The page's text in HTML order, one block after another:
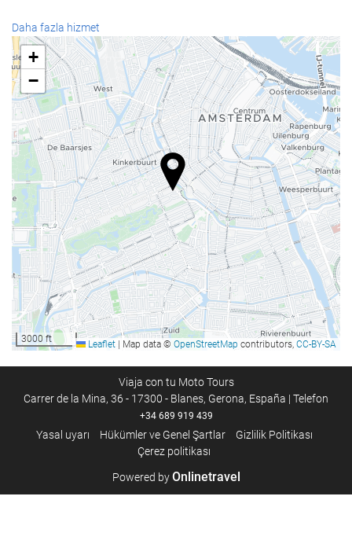
KarÅÄ±lama hizmetleri
24-saat açık resepsiyon
Bagaj muhafazası
Yiyecek ve içecek
À la carte restoran
Bar
Ä°Åletme tesisleri
İş Merkezi
Ä°nternet
Ücretsiz Wi-Fi
Kat hizmetleri
Daha fazla hizmet
+
−
3000 ft Leaflet | Map data © OpenStreetMap contributors, CC-BY-SA
Viaja con tu Moto Tours
Carrer de la Mina, 36 - 17300 - Blanes, Gerona, España | Telefon
+34 689 919 439
Yasal uyarı Hükümler ve Genel Şartlar
Gizlilik Politikası
Çerez politikası
Powered byOnlinetravel